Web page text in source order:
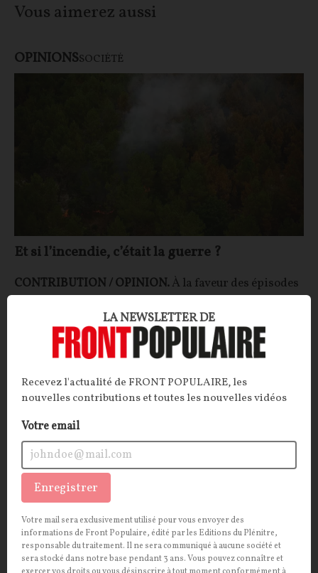
Vous aimerez aussi
OPINIONSSOCIÉTÉ
Et si l’incendie, c’était la guerre ?
CONTRIBUTION / OPINION.À la faveur des épisodes
d'autres braises couvent, et rien n'est fait pour les
éteindre.
OPINIONS
LA NEWSLETTER DE
Recevez l'actualité de FRONT POPULAIRE, les
nouvelles contributions et toutes les nouvelles vidéos
Votre email
Enregistrer
Votre mail sera exclusivement utilisé pour vous envoyer des
informations de Front Populaire, édité par les Editions du Plénitre,
responsable du traitement. Il ne sera communiqué à aucune société et
sera stocké dans notre base pendant 3 ans. Vous pouvez connaître et